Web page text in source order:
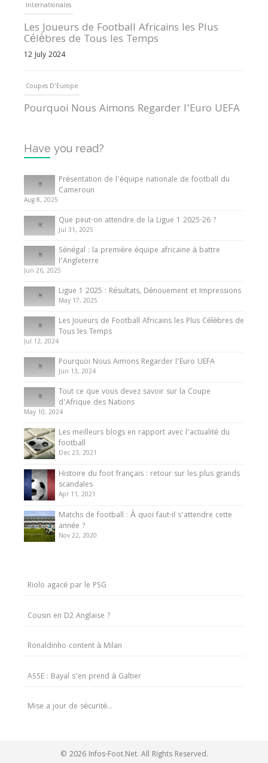
Internationales
Les Joueurs de Football Africains les Plus
Célèbres de Tous les Temps
12 July 2024
Coupes D'Europe
Pourquoi Nous Aimons Regarder l’Euro UEFA
Internationales
Tout ce que vous devez savoir sur la Coupe
d’Afrique des Nations
10 May 2024
Internationales
Présentation de l’équipe nationale de football
du Cameroun
8 August 2025
Have you read?
Présentation de l’équipe nationale de football du
Cameroun
Aug 8, 2025
Que peut-on attendre de la Ligue 1 2025-26 ?
Jul 31, 2025
Sénégal : la première équipe africaine à battre
l’Angleterre
Jun 26, 2025
Ligue 1 2025 : Résultats, Dénouement et Impressions
May 17, 2025
Les Joueurs de Football Africains les Plus Célèbres de
Tous les Temps
Jul 12, 2024
Pourquoi Nous Aimons Regarder l’Euro UEFA
Jun 13, 2024
Tout ce que vous devez savoir sur la Coupe
d’Afrique des Nations
May 10, 2024
Les meilleurs blogs en rapport avec l’actualité du
football
Dec 23, 2021
Histoire du foot français : retour sur les plus grands
scandales
Apr 11, 2021
Matchs de football : À quoi faut-il s’attendre cette
année ?
Nov 22, 2020
Riolo agacé par le PSG
Cousin en D2 Anglaise ?
Ronaldinho content à Milan
ASSE : Bayal s’en prend à Galtier
Mise a jour de sécurité…
© 2026 Infos-Foot.Net. All Rights Reserved.